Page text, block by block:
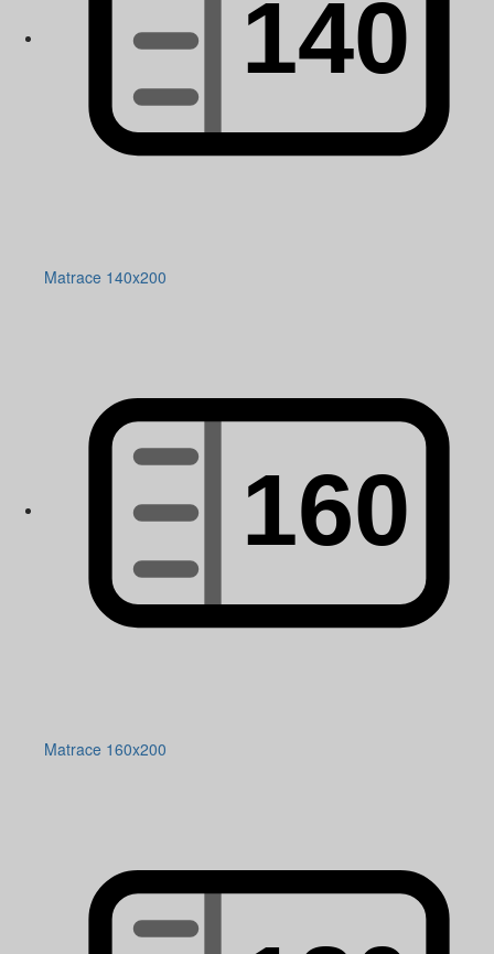
Matrace 140x200
Matrace 160x200